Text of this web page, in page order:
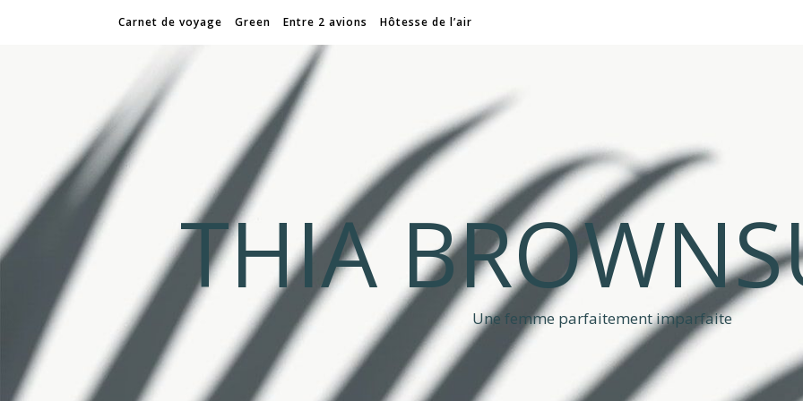
Carnet de voyage Green Entre 2 avions Hôtesse de l’air
THIA
Une femme parfaitement imparfaite